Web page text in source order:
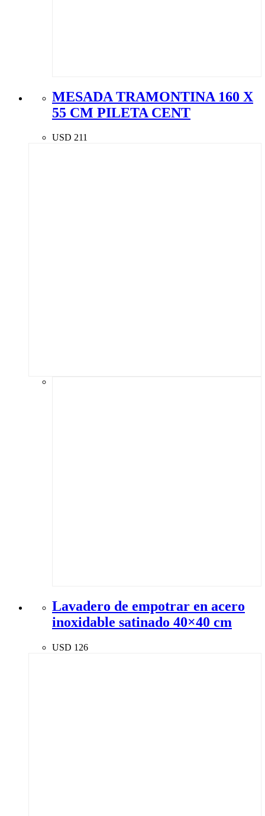
MESADA TRAMONTINA 160 X
55 CM PILETA CENT
USD 211
Lavadero de empotrar en acero
inoxidable satinado 40×40 cm
USD 126